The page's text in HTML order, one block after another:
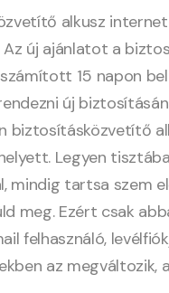
alkusz
új ajánlatot a
15 napon
új
biztosításközvetítő
Legyen
mindig tartsa szem
Ezért csak
felhasználó,
az megváltozik,